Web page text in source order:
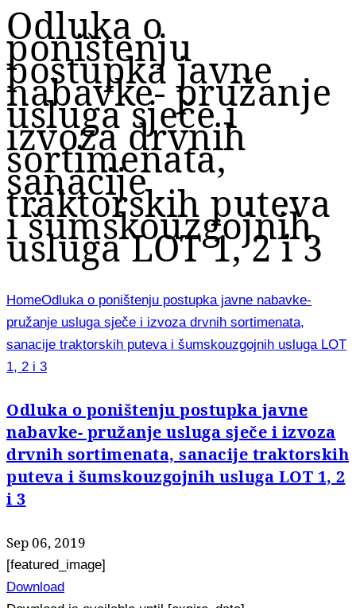
Odluka o
poništenju
postupka javne
nabavke- pružanje
usluga sječe i
izvoza drvnih
sortimenata,
sanacije
traktorskih puteva
i šumskouzgojnih
usluga LOT 1, 2 i 3
HomeOdluka o poništenju postupka javne nabavke-
pružanje usluga sječe i izvoza drvnih sortimenata,
sanacije traktorskih puteva i šumskouzgojnih usluga LOT
1, 2 i 3
Odluka o poništenju postupka javne
nabavke- pružanje usluga sječe i izvoza
drvnih sortimenata, sanacije traktorskih
puteva i šumskouzgojnih usluga LOT 1, 2
i 3
Sep 06, 2019
[featured_image]
Download